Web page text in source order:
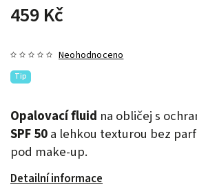
459 Kč
Tip
Neohodnoceno
Opalovací fluid na obličej s
SPF 50a lehkou texturou bez
pod make-up.
Detailní informace